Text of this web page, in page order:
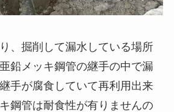
、掘削して漏水している場所
鉛メッキ鋼管の継手の中で漏
手が腐食していて再利用出来
鋼管は耐食性が有りませんの